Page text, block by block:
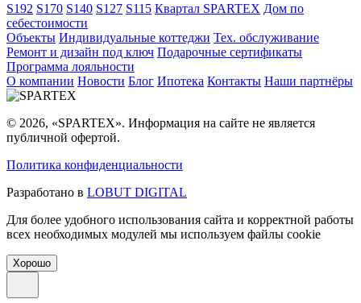
S192 S170 S140 S127 S115 Квартал SPARTEX Дом по
себестоимости
Объекты Индивидуальные коттеджи Тех. обслуживание
Ремонт и дизайн под ключ Подарочные сертификаты
Программа лояльности
О компании Новости Блог Ипотека Контакты Наши партнёры
© 2026, «SPARTEX». Информация на сайте не является
публичной офертой.
Политика конфиденциальности
Разработано в LOBUT DIGITAL
Для более удобного использования сайта и корректной работы
всех необходимых модулей мы используем файлы cookie
Хорошо